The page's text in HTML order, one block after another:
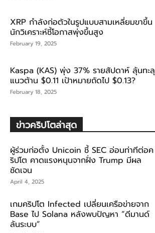
XRP กำลังก่อตัวในรูปแบบสามเหลี่ยมขาขึ้น
นักวิเคราะห์ชี้โอกาสพุ่งขึ้นสูง
February 19, 2025
Kaspa (KAS) พุ่ง 37% รายสัปดาห์ ลุ้นทะลุ
แนวต้าน $0.11 เป้าหมายถัดไป $0.13?
February 18, 2025
ข่าวคริปโตล่าสุด
ผู้ร่วมก่อตั้ง Unicoin ชี้ SEC อ่อนท่าทีต่อค
ริปโต คาดแรงหนุนจากฝั่ง Trump มีผล
ชัดเจน
April 4, 2025
เกมคริปโต Infected เปลี่ยนเครือข่ายจาก
Base ไป Solana หลังพบปัญหา “ดีมานด์
ล้นระบบ”